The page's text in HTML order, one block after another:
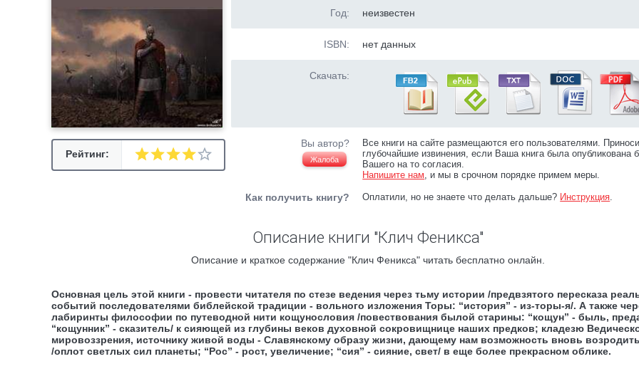
Рейтинг:
Год: неизвестен
ISBN: нет данных
Скачать:
Вы автор?
Жалоба
Все книги на сайте размещаются его пользователями.
глубочайшие извинения, если Ваша книга была опубликована
Вашего на то согласия.
Напишите нам, и мы в срочном порядке примем меры.
Как получить книгу? Оплатили, но не знаете что делать дальше? Инструкция.
Описание книги "Клич Феникса"
Описание и краткое содержание "Клич Феникса" читать бесплатно онлайн.
Основная цель этой книги - провести читателя по стезе ведения через тьму истории /предвзятого пересказа
событий последователями библейской традиции - вольного изложения Торы: “история” - из-торы-я/. А также
лабиринты философии по путеводной нити кощунословия /повествования былой старины: “кощун” - быль,
“кощунник” - сказитель/ к сияющей из глубины веков духовной сокровищнице наших предков; кладезю
мировоззрения, источнику живой воды - Славянскому образу жизни, дающему нам возможность вновь
/оплот светлых сил планеты; “Рос” - рост, увеличение; “сия” - сияние, свет/ в еще более прекрасном облике.